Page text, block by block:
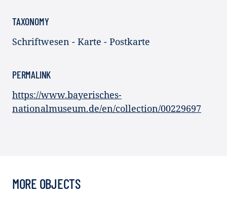
TAXONOMY
Schriftwesen - Karte - Postkarte
PERMALINK
https://www.bayerisches-
nationalmuseum.de/en/collection/00229697
MORE OBJECTS